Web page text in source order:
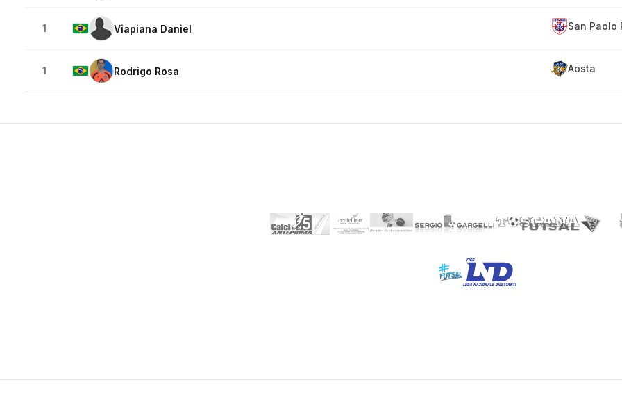
1 Viapiana Daniel San Paolo
1 Rodrigo Rosa Aosta